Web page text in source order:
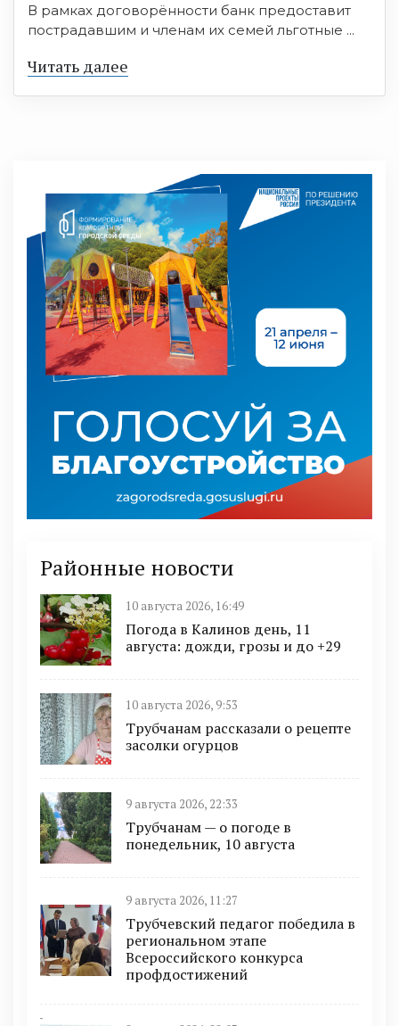
В рамках договорённости банк предоставит
пострадавшим и членам их семей льготные ...
Читать далее
Районные новости
10 августа 2026, 16:49
Погода в Калинов день, 11
августа: дожди, грозы и до +29
10 августа 2026, 9:53
Трубчанам рассказали о рецепте
засолки огурцов
9 августа 2026, 22:33
Трубчанам — о погоде в
понедельник, 10 августа
9 августа 2026, 11:27
Трубчевский педагог победила в
региональном этапе
Всероссийского конкурса
профдостижений